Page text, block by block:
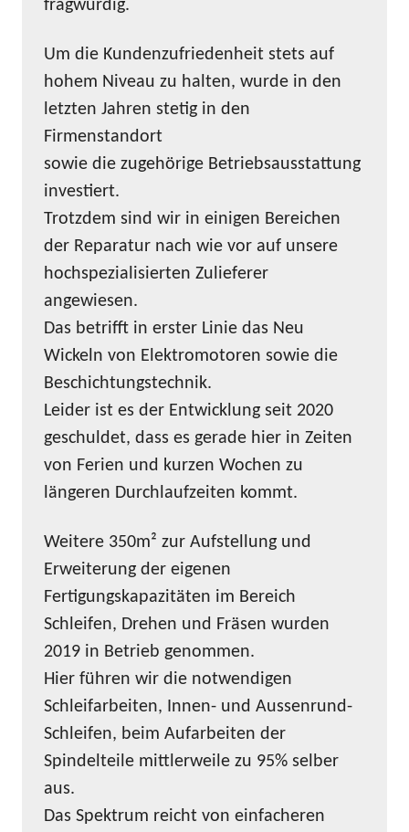
fragwürdig.
Um die Kundenzufriedenheit stets auf
hohem Niveau zu halten, wurde in den
letzten Jahren stetig in den
Firmenstandort
sowie die zugehörige Betriebsausstattung
investiert.
Trotzdem sind wir in einigen Bereichen
der Reparatur nach wie vor auf unsere
hochspezialisierten Zulieferer
angewiesen.
Das betrifft in erster Linie das Neu
Wickeln von Elektromotoren sowie die
Beschichtungstechnik.
Leider ist es der Entwicklung seit 2020
geschuldet, dass es gerade hier in Zeiten
von Ferien und kurzen Wochen zu
längeren Durchlaufzeiten kommt.
Weitere 350m² zur Aufstellung und
Erweiterung der eigenen
Fertigungskapazitäten im Bereich
Schleifen, Drehen und Fräsen wurden
2019 in Betrieb genommen.
Hier führen wir die notwendigen
Schleifarbeiten, Innen- und Aussenrund-
Schleifen, beim Aufarbeiten der
Spindelteile mittlerweile zu 95% selber
aus.
Das Spektrum reicht von einfacheren